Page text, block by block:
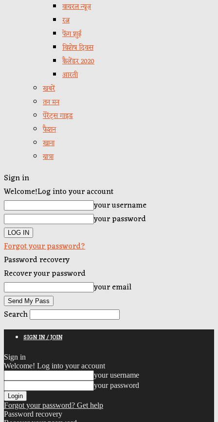
वायरल न्यूज़
रत्न
फेंग शुई
विशेष दिवस
कैलेंडर 2020
आरती
खबरें
तन मन
पेरेंट्स गाइड
फैशन
खाना
यात्रा
Sign in
Welcome!Log into your account
your username
your password
Forgot your password?
Password recovery
Recover your password
your email
Search
SIGN IN / JOIN
Sign in
Welcome! Log into your account
your username
your password
Forgot your password? Get help
Password recovery